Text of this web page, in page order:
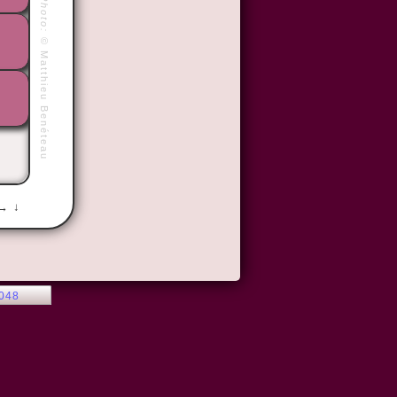
Photo:
©
Matthieu Benéteau
↓